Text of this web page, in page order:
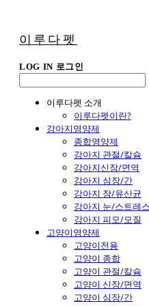
이루다펫
LOG IN 로그인
이루다펫 소개
이루다펫이란?
강아지영양제
종합영양제
강아지 관절/칼슘
강아지신장/면역
강아지 심장/간
강아지 장/유산균
강아지 눈/스트레스
강아지 피모/모질
고양이영양제
고양이전용
고양이 종합
고양이 관절/칼슘
고양이 신장/면역
고양이 심장/간